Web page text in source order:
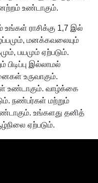
உண்டாகும்.
உங்கள் ராசிக்கு 1,7 இல்
மனக்கவலையும்
பயமும் ஏற்படும்.
பிடிப்பு இல்லாமல்
உருவாகும்.
உண்டாகும். வாழ்க்கை
நண்பர்கள் மற்றும்
உங்களது தனித்
ஏற்படும்.